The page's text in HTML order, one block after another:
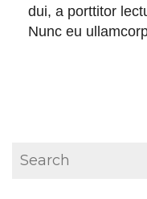
dui, a porttitor
Nunc eu